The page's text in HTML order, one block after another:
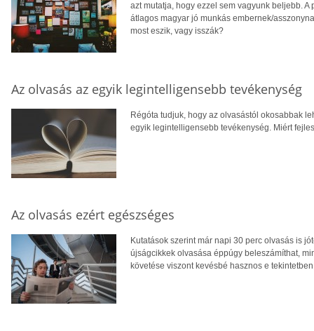
azt mutatja, hogy ezzel sem vagyunk beljebb.
átlagos magyar jó munkás embernek/
most eszik, vagy isszák?
Az olvasás az egyik legintelligensebb tevékenység
Régóta tudjuk, hogy az olvasástól okosabbak
egyik legintelligensebb tevékenység. Miért
Az olvasás ezért egészséges
Kutatások szerint már napi 30 perc olvasás is
újságcikkek olvasása éppúgy beleszámíthat,
követése viszont kevésbé hasznos e